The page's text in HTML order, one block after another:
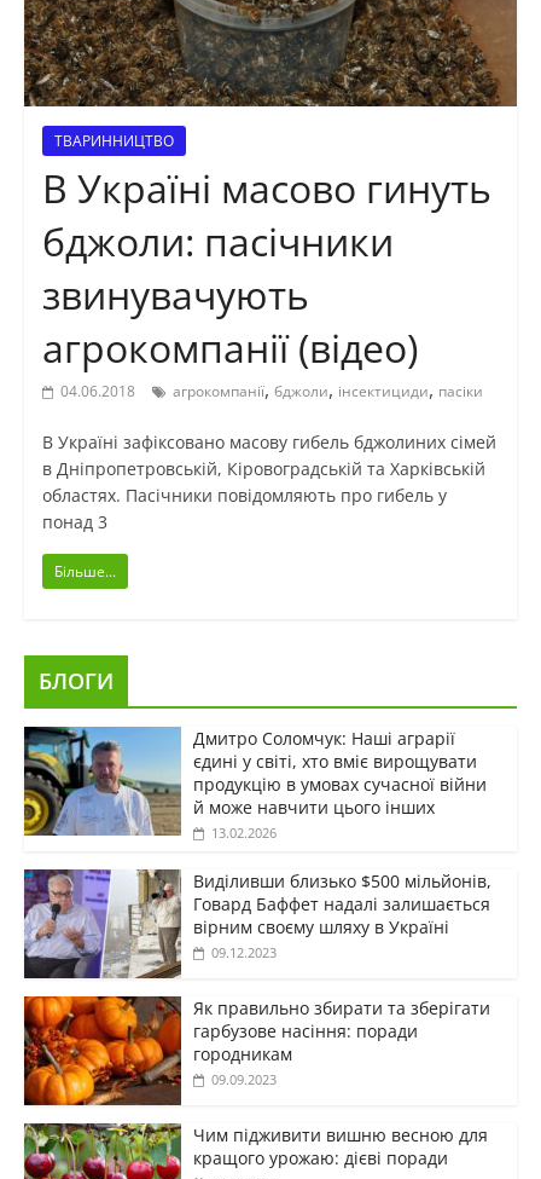
ТВАРИННИЦТВО
В Україні масово гинуть
бджоли: пасічники
звинувачують
агрокомпанії (відео)
04.06.2018 агрокомпанії, бджоли, інсектициди, пасіки
В Україні зафіксовано масову гибель бджолиних сімей
в Дніпропетровській, Кіровоградській та Харківській
областях. Пасічники повідомляють про гибель у
понад 3
Більше...
БЛОГИ
Дмитро Соломчук: Наші аграрії
єдині у світі, хто вміє вирощувати
продукцію в умовах сучасної війни
й може навчити цього інших
13.02.2026
Виділивши близько $500 мільйонів,
Говард Баффет надалі залишається
вірним своєму шляху в Україні
09.12.2023
Як правильно збирати та зберігати
гарбузове насіння: поради
городникам
09.09.2023
Чим підживити вишню весною для
кращого урожаю: дієві поради